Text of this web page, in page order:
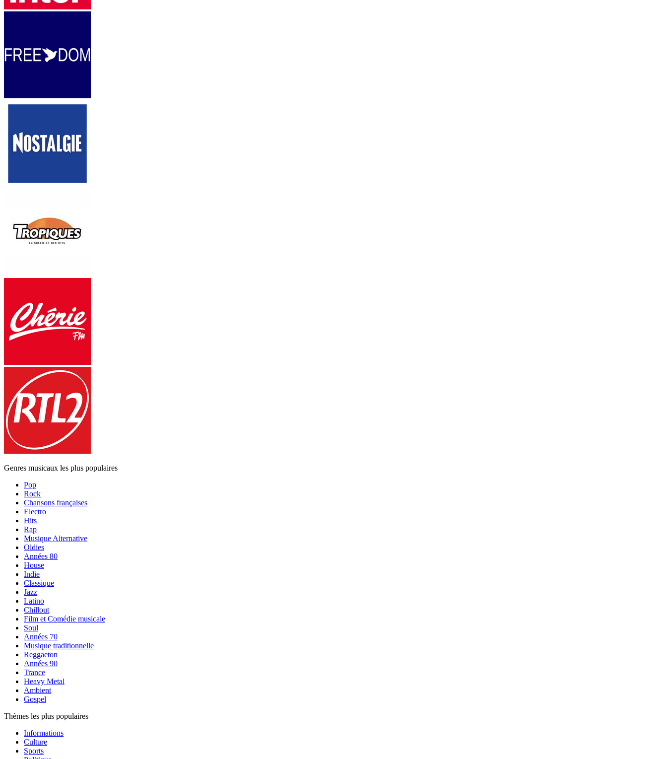
Genres musicaux les plus populaires
Pop
Rock
Chansons françaises
Electro
Hits
Rap
Musique Alternative
Oldies
Années 80
House
Indie
Classique
Jazz
Latino
Chillout
Film et Comédie musicale
Soul
Années 70
Musique traditionnelle
Reggaeton
Années 90
Trance
Heavy Metal
Ambient
Gospel
Thèmes les plus populaires
Informations
Culture
Sports